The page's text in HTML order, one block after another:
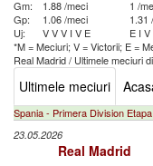
Gm:
1.88 /meci 1 /
Gp:
1.06 /meci 1.31
Uj:
VVV I V E E I V
*M = Meciuri; V = Victorii; E =
Real Madrid/ Ultimele meciuri
Ultimele meciuri
Spania - Primera Division
23.05.2026
Real Madrid